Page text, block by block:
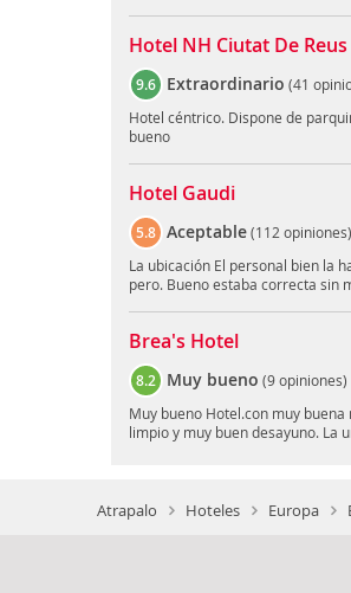
Hotel NH Ciutat De Reus
9.6 Extraordinario (41
Hotel céntrico. Dispone de
bueno
Hotel Gaudi
5.8 Aceptable(112 opiniones)
La ubicación El personal bien la
pero. Bueno estaba correcta sin
Brea's Hotel
8.2 Muy bueno (9 opiniones)
Muy bueno Hotel.con muy
limpio y muy buen desayuno. La
Atrapalo Hoteles Europa